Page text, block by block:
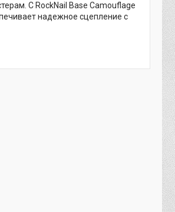
С RockNail Base Camouflage
надежное сцепление с